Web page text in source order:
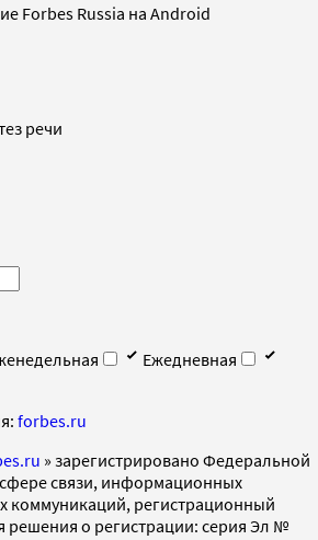
Forbes Russia на Android
речи
Ежедневная
forbes.ru
» зарегистрировано Федеральной
связи, информационных
коммуникаций, регистрационный
решения о регистрации: серия Эл №